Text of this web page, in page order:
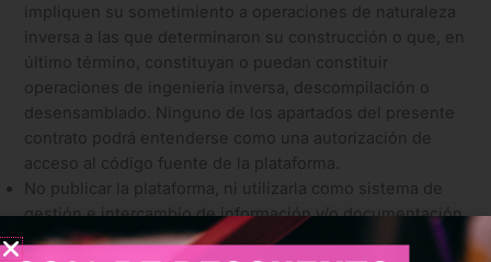
impliquen su sometimiento a operaciones de naturaleza
inversa a las que determinaron su construcción o que, en
último término, constituyan o puedan constituir
operaciones de ingeniería inversa, descompilación o
desensamblado. Ninguno de los apartados del presente
contrato podrá entenderse como una autorización de
acceso al código fuente de la plataforma.
No publicar la plataforma, ni utilizarla como sistema de
gestión e intercambio de información y/o documentación
ilegal, contraria a la moral o al orden público, contraria a